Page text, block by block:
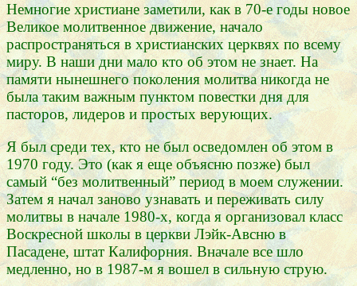
Немногие христиане заметили, как в 70-е годы новое
Великое молитвенное движение, начало
распространяться в христианских церквях по всему
миру. В наши дни мало кто об этом не знает. На
памяти нынешнего поколения молитва никогда не
была таким важным пунктом повестки дня для
пасторов, лидеров и простых верующих.
Я был среди тех, кто не был осведомлен об этом в
1970 году. Это (как я еще объясню позже) был
самый “без молитвенный” период в моем служении.
Затем я начал заново узнавать и переживать силу
молитвы в начале 1980-х, когда я организовал класс
Воскресной школы в церкви Лэйк-Авсню в
Пасадене, штат Калифорния. Вначале все шло
медленно, но в 1987-м я вошел в сильную струю.